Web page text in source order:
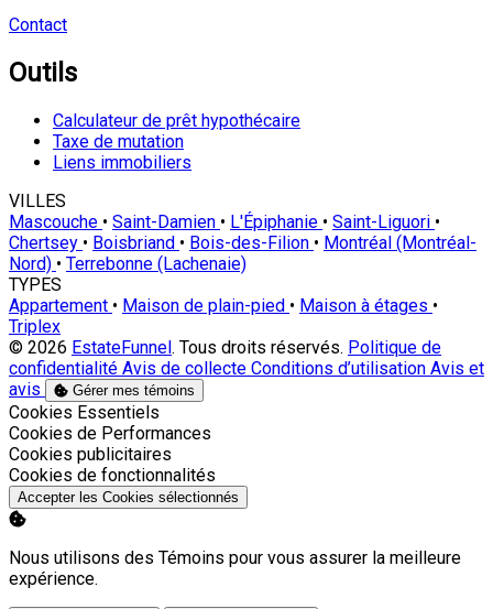
Contact
Outils
Calculateur de prêt hypothécaire
Taxe de mutation
Liens immobiliers
VILLES
Mascouche • Saint-Damien • L'Épiphanie • Saint-Liguori •
Chertsey • Boisbriand • Bois-des-Filion • Montréal (Montréal-
Nord) • Terrebonne (Lachenaie)
TYPES
Appartement • Maison de plain-pied • Maison à étages •
Triplex
© 2026 EstateFunnel . Tous droits réservés. Politique de
confidentialité Avis de collecte Conditions d’utilisation Avis et
avis
Gérer mes témoins
Activer
Cookies Essentiels
Activer
Cookies de Performances
Activer
Cookies publicitaires
Activer
Cookies de fonctionnalités
Accepter les Cookies sélectionnés
Nous utilisons des Témoins pour vous assurer la meilleure
expérience.